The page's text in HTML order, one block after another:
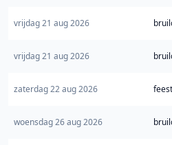
vrijdag 21 aug 2026
vrijdag 21 aug 2026
zaterdag 22 aug 2026 feest
woensdag 26 aug 2026